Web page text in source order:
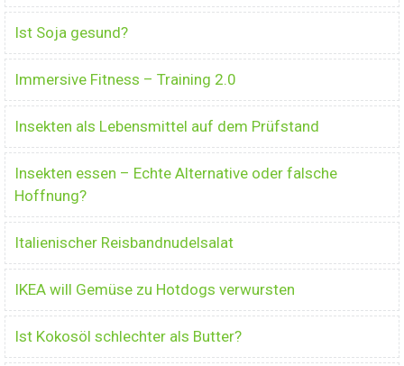
Ist Soja gesund?
Immersive Fitness – Training 2.0
Insekten als Lebensmittel auf dem Prüfstand
Insekten essen – Echte Alternative oder falsche
Hoffnung?
Italienischer Reisbandnudelsalat
IKEA will Gemüse zu Hotdogs verwursten
Ist Kokosöl schlechter als Butter?